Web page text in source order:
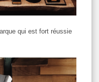
qui est fort réussie